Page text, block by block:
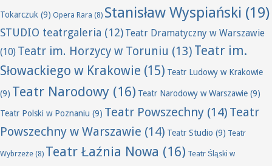
Tokarczuk (9) Opera Rara (8) Stanisław Wyspiański (19)
STUDIO teatrgaleria (12) Teatr Dramatyczny w Warszawie
(10) Teatr im. Horzycy w Toruniu (13) Teatr im.
Słowackiego w Krakowie (15) Teatr Ludowy w Krakowie
(9) Teatr Narodowy (16) Teatr Narodowy w Warszawie (9)
Teatr Polski w Poznaniu (9) Teatr Powszechny (14) Teatr
Powszechny w Warszawie (14) Teatr Studio (9) Teatr
Wybrzeże (8) Teatr Łaźnia Nowa (16) Teatr Śląski w